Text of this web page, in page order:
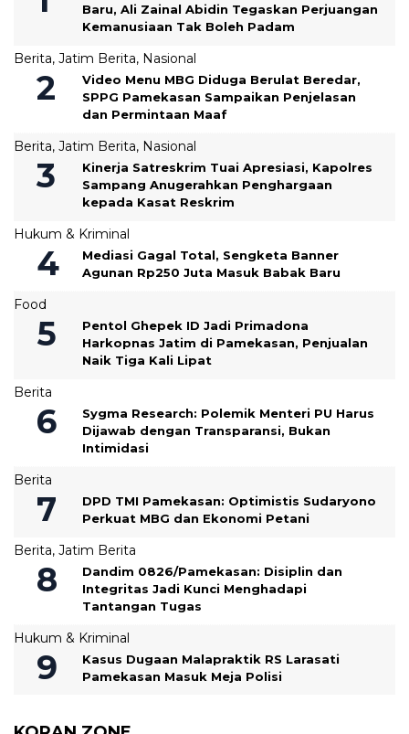
Baru, Ali Zainal Abidin Tegaskan Perjuangan
Kemanusiaan Tak Boleh Padam
Berita, Jatim Berita, Nasional
‎Video Menu MBG Diduga Berulat Beredar,
SPPG Pamekasan Sampaikan Penjelasan
dan Permintaan Maaf
Berita, Jatim Berita, Nasional
Kinerja Satreskrim Tuai Apresiasi, Kapolres
Sampang Anugerahkan Penghargaan
kepada Kasat Reskrim
Hukum & Kriminal
Mediasi Gagal Total, Sengketa Banner
Agunan Rp250 Juta Masuk Babak Baru
Food
Pentol Ghepek ID Jadi Primadona
Harkopnas Jatim di Pamekasan, Penjualan
Naik Tiga Kali Lipat
Berita
Sygma Research: Polemik Menteri PU Harus
Dijawab dengan Transparansi, Bukan
Intimidasi
Berita
DPD TMI Pamekasan: Optimistis Sudaryono
Perkuat MBG dan Ekonomi Petani
Berita, Jatim Berita
‎Dandim 0826/Pamekasan: Disiplin dan
Integritas Jadi Kunci Menghadapi
Tantangan Tugas
Hukum & Kriminal
Kasus Dugaan Malapraktik RS Larasati
Pamekasan Masuk Meja Polisi